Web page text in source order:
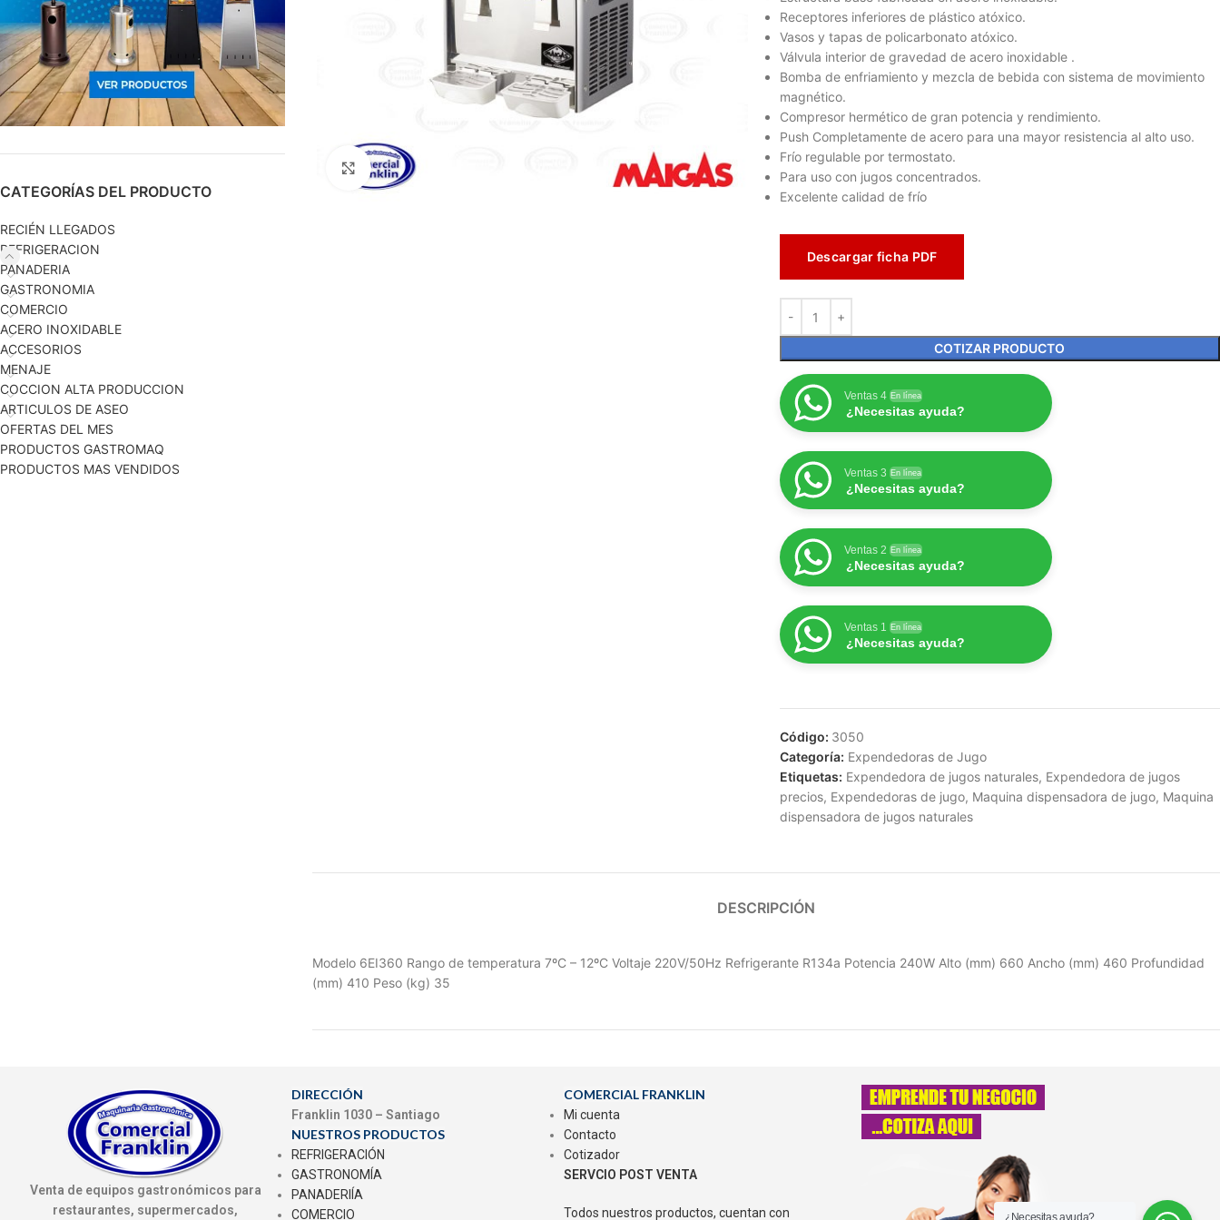
CATEGORÍAS DEL PRODUCTO
RECIÉN LLEGADOS
REFRIGERACION
PANADERIA
GASTRONOMIA
COMERCIO
ACERO INOXIDABLE
ACCESORIOS
MENAJE
COCCION ALTA PRODUCCION
ARTICULOS DE ASEO
OFERTAS DEL MES
PRODUCTOS GASTROMAQ
PRODUCTOS MAS VENDIDOS
Haga clic para ampliar
Receptores inferiores de plástico atóxico.
Vasos y tapas de policarbonato atóxico.
Válvula interior de gravedad de acero inoxidable .
Bomba de enfriamiento y mezcla de bebida con sistema de movimiento
magnético.
Compresor hermético de gran potencia y rendimiento.
Push Completamente de acero para una mayor resistencia al alto uso.
Frío regulable por termostato.
Para uso con jugos concentrados.
Excelente calidad de frío
Descargar ficha PDF
COTIZAR PRODUCTO
Ventas 4 En línea
¿Necesitas ayuda?
Ventas 3 En línea
¿Necesitas ayuda?
Ventas 2 En línea
¿Necesitas ayuda?
Ventas 1 En línea
¿Necesitas ayuda?
Código: 3050
Categoría: Expendedoras de Jugo
Etiquetas: Expendedora de jugos naturales, Expendedora de jugos
precios, Expendedoras de jugo, Maquina dispensadora de jugo, Maquina
dispensadora de jugos naturales
DESCRIPCIÓN
Modelo 6EI360 Rango de temperatura 7ºC – 12ºC Voltaje 220V/50Hz Refrigerante R134a Potencia 240W Alto (mm) 660 Ancho (mm) 460 Profundidad
(mm) 410 Peso (kg) 35
Venta de equipos gastronómicos para
restaurantes, supermercados,
DIRECCIÓN
Franklin 1030 – Santiago
NUESTROS PRODUCTOS
REFRIGERACIÓN
GASTRONOMÍA
PANADERIÍA
COMERCIO
COMERCIAL FRANKLIN
Mi cuenta
Contacto
Cotizador
SERVCIO POST VENTA
Todos nuestros productos, cuentan con ¿Necesitas ayuda?.